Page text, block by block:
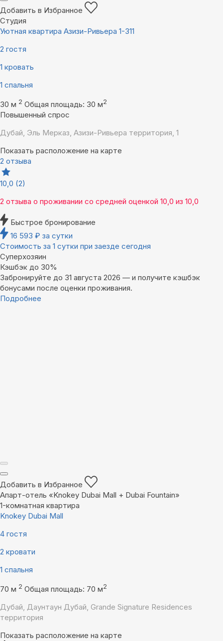
Добавить в Избранное
Студия
Уютная квартира Азизи-Ривьера 1-311
2 гостя
1 кровать
1 спальня
30 м 2 Общая площадь: 30 м2
Повышенный спрос
Дубай, Эль Мерказ, Азизи-Ривьера территория, 1
Показать расположение на карте
2 отзыва
10,0 (2)
2 отзыва о проживании со средней оценкой 10,0 из 10,0
Быстрое бронирование
16 593 ₽ за сутки
Стоимость за 1 сутки при заезде сегодня
Суперхозяин
Кэшбэк до 30%
Забронируйте до 31 августа 2026 — и получите кэшбэк
бонусами после оценки проживания.
Подробнее
Добавить в Избранное
Апарт-отель «Knokey Dubai Mall + Dubai Fountain»
1-комнатная квартира
Knokey Dubai Mall
4 гостя
2 кровати
1 спальня
70 м 2 Общая площадь: 70 м2
Дубай, Даунтаун Дубай, Grande Signature Residences
территория
Показать расположение на карте